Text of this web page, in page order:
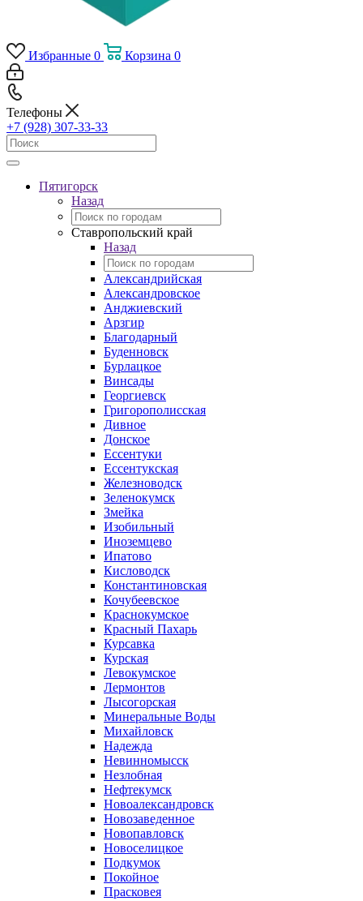
Избранные 0 Корзина 0
Телефоны
+7 (928) 307-33-33
Пятигорск
Назад
Ставропольский край
Назад
Александрийская
Александровское
Анджиевский
Арзгир
Благодарный
Буденновск
Бурлацкое
Винсады
Георгиевск
Григорополисская
Дивное
Донское
Ессентуки
Ессентукская
Железноводск
Зеленокумск
Змейка
Изобильный
Иноземцево
Ипатово
Кисловодск
Константиновская
Кочубеевское
Краснокумское
Красный Пахарь
Курсавка
Курская
Левокумское
Лермонтов
Лысогорская
Минеральные Воды
Михайловск
Надежда
Невинномысск
Незлобная
Нефтекумск
Новоалександровск
Новозаведенное
Новопавловск
Новоселицкое
Подкумок
Покойное
Прасковея